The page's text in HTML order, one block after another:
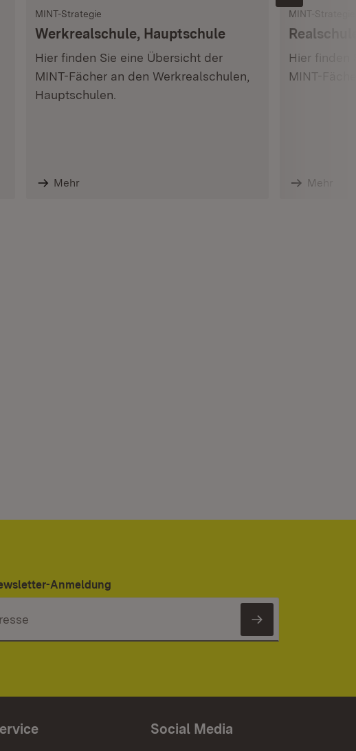
MINT-Strategie
Werkrealschule, Hauptschule
Hier finden Sie eine Übersicht der
MINT-Fächer an den Werkrealschulen,
Hauptschulen.
Mehr
MINT-Strategie
Hier finden
MINT-
Mehr
Anmeldung
Newsletter
Social Media